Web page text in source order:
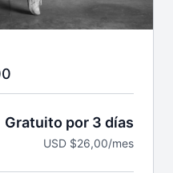
Gratuito por 3 días
USD $26,00/mes